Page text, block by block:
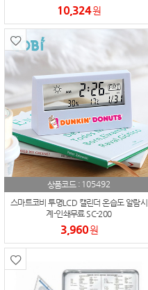
10,324원
상품코드 : 105492
스마트코비 투명LCD 캘린더 온습도 알람시
계-인쇄무료 SC-200
3,960원